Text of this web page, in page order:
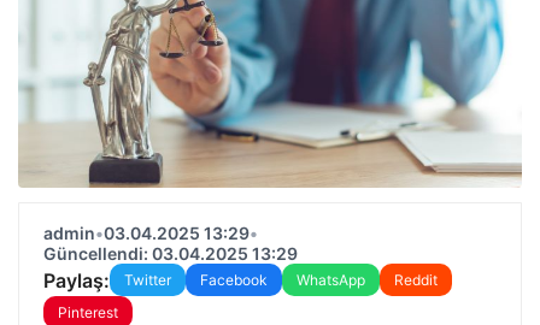
admin•03.04.2025 13:29•
Güncellendi: 03.04.2025 13:29
Paylaş: Twitter Facebook WhatsApp
Reddit
Pinterest